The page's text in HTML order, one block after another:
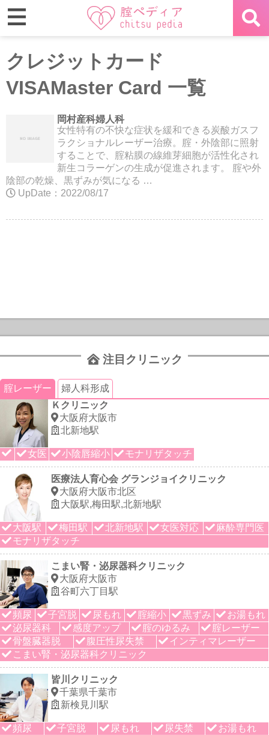
クレジットカード
VISAMaster Card 一覧
岡村産科婦人科
女性特有の不快な症状を緩和できる炭酸ガスフ
ラクショナルレーザー治療。腟・外陰部に照射
することで、腟粘膜の線維芽細胞が活性化され
新生コラーゲンの生成が促進されます。 腟や外
陰部の乾燥、黒ずみが気になる …
UpDate：2022/08/17
注目クリニック
腟レーザー
婦人科形成
Ｋクリニック
大阪府大阪市
北新地駅
女医 小陰唇縮小 モナリザタッチ
医療法人育心会 グランジョイクリニック
大阪府大阪市北区
大阪駅,梅田駅,北新地駅
大阪駅 梅田駅 北新地駅 女医対応
麻酔専門医
モナリザタッチ
こまい腎・泌尿器科クリニック
大阪府大阪市
谷町六丁目駅
頻尿 子宮脱 尿もれ 腟縮小 黒ずみ
お湯もれ
泌尿器科
感度アップ 腟のゆるみ
腟レーザー
骨盤臓器脱
腹圧性尿失禁
インティマレーザー
こまい腎・泌尿器科クリニック
皆川クリニック
千葉県千葉市
新検見川駅
頻尿 子宮脱 尿もれ 尿失禁
お湯もれ